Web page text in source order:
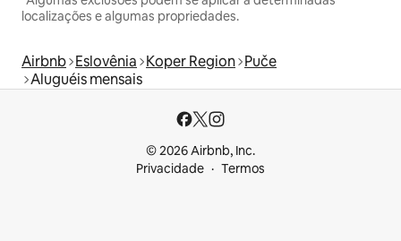
localizações e algumas propriedades.
Airbnb Eslovênia Koper Region Puče
Aluguéis mensais
© 2026 Airbnb, Inc.
Privacidade
Termos